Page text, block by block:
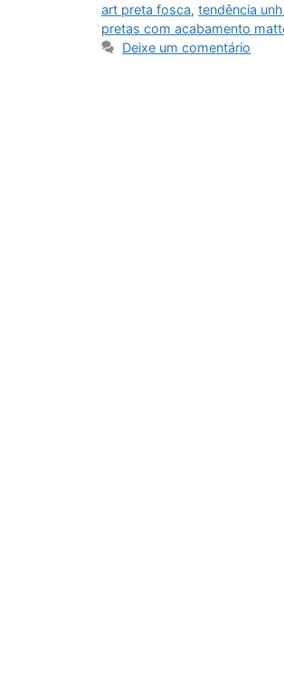
art preta fosca, tendência
pretas com acabamento
Deixe um comentário